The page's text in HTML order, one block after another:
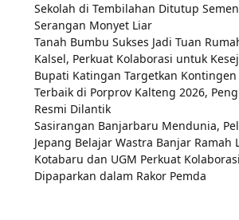
Sekolah di Tembilahan Ditutup
Serangan Monyet Liar
Tanah Bumbu Sukses Jadi Tuan
Kalsel, Perkuat Kolaborasi untuk
Bupati Katingan Targetkan Kontingen
Terbaik di Porprov Kalteng 2026,
Resmi Dilantik
Sasirangan Banjarbaru Mendunia,
Jepang Belajar Wastra Banjar Ramah
Kotabaru dan UGM Perkuat
Dipaparkan dalam Rakor Pemda